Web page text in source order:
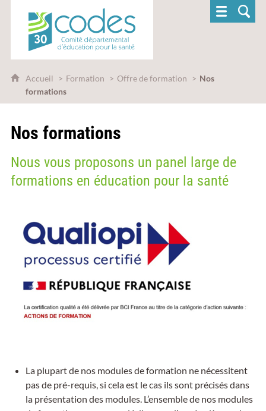
CoDES 30 - Comité départemental
Accueil Formation Offre de formation
Nos
formations
Nos formations
Nous vous proposons un panel large de
formations en éducation pour la santé
La plupart de nos modules de formation ne nécessitent
pas de pré-requis, si cela est le cas ils sont précisés dans
la présentation des modules. L’ensemble de nos modules